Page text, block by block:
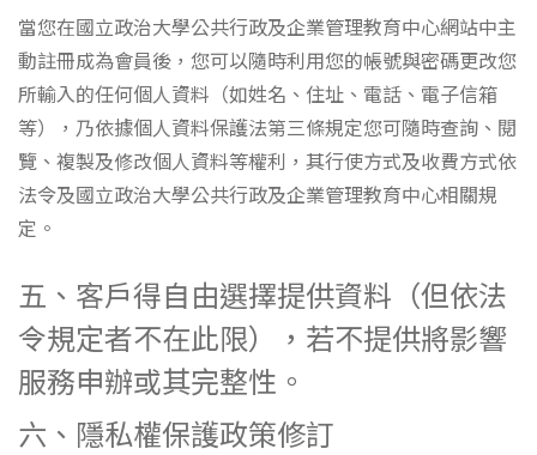
當您在國立政治大學公共行政及企業管理教育中心網站中主
動註冊成為會員後，您可以隨時利用您的帳號與密碼更改您
所輸入的任何個人資料（如姓名、住址、電話、電子信箱
等），乃依據個人資料保護法第三條規定您可隨時查詢、閱
覽、複製及修改個人資料等權利，其行使方式及收費方式依
法令及國立政治大學公共行政及企業管理教育中心相關規
定。
五、客戶得自由選擇提供資料（但依法
令規定者不在此限），若不提供將影響
服務申辦或其完整性。
六、隱私權保護政策修訂